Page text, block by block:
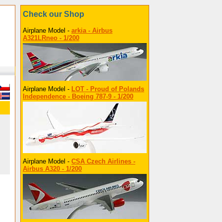
Check our Shop
Airplane Model - arkia - Airbus
A321LRneo - 1/200
Airplane Model - LOT - Proud of Polands
Independence - Boeing 787-9 - 1/200
Airplane Model - CSA Czech Airlines -
Airbus A320 - 1/200